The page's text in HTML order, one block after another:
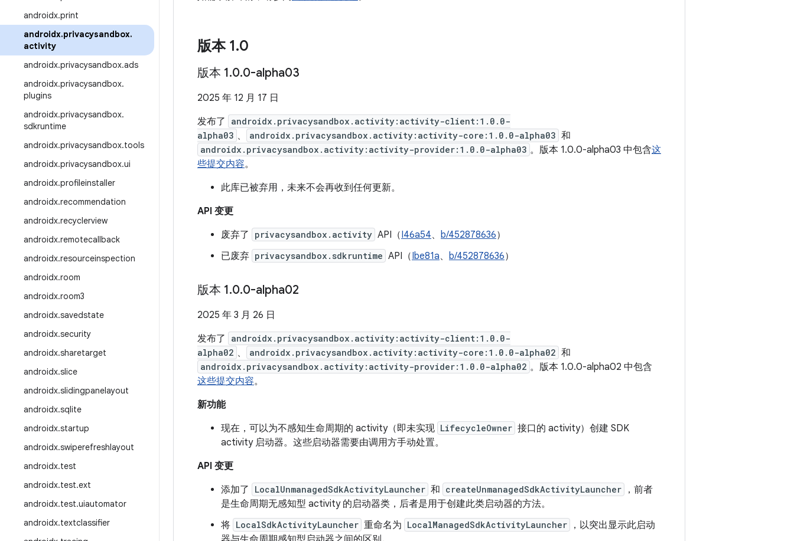
androidx.print
androidx.privacysandbox.
activity
androidx.privacysandbox.ads
androidx.privacysandbox.
plugins
androidx.privacysandbox.
sdkruntime
androidx.privacysandbox.tools
androidx.privacysandbox.ui
androidx.profileinstaller
androidx.recommendation
androidx.recyclerview
androidx.remotecallback
androidx.resourceinspection
androidx.room
androidx.room3
androidx.savedstate
androidx.security
androidx.sharetarget
androidx.slice
androidx.slidingpanelayout
androidx.sqlite
androidx.startup
androidx.swiperefreshlayout
androidx.test
androidx.test.ext
androidx.test.uiautomator
androidx.textclassifier
版本 1.0
版本 1.0.0-alpha03
2025 年 12 月 17 日
发布了
androidx.privacysandbox.activity:activity-client:1.0.0-
alpha03 、 androidx.privacysandbox.activity:activity-core:1.0.0-alpha03 和
androidx.privacysandbox.activity:activity-provider:1.0.0-alpha03 。版本 1.0.0-alpha03 中包含这
些提交内容。
此库已被弃用，未来不会再收到任何更新。
API 变更
废弃了
privacysandbox.activity API（I46a54、 b/452878636）
已废弃 privacysandbox.sdkruntime API（Ibe81a、 b/452878636）
版本 1.0.0-alpha02
2025 年 3 月 26 日
发布了
androidx.privacysandbox.activity:activity-client:1.0.0-
alpha02 、 androidx.privacysandbox.activity:activity-core:1.0.0-alpha02 和
androidx.privacysandbox.activity:activity-provider:1.0.0-alpha02 。版本 1.0.0-alpha02 中包含
这些提交内容。
新功能
现在，可以为不感知生命周期的 activity（即未实现 LifecycleOwner 接口的 activity）创建 SDK
activity 启动器。这些启动器需要由调用方手动处置。
API 变更
添加了
LocalUnmanagedSdkActivityLauncher 和 createUnmanagedSdkActivityLauncher
，前者
是生命周期无感知型 activity 的启动器类，后者是用于创建此类启动器的方法。
将 LocalSdkActivityLauncher 重命名为 LocalManagedSdkActivityLauncher
，以突出显示此启动